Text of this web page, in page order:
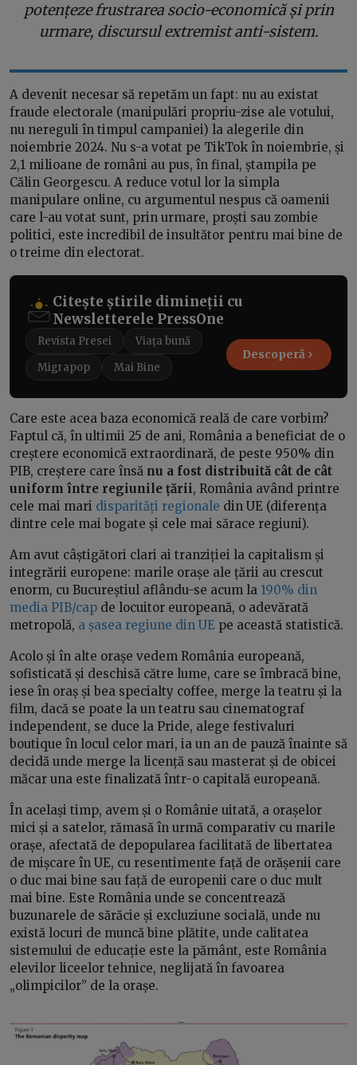
potențeze frustrarea socio-economică și prin
urmare, discursul extremist anti-sistem.
A devenit necesar să repetăm un fapt: nu au existat
fraude electorale (manipulări propriu-zise ale votului,
nu nereguli în timpul campaniei) la alegerile din
noiembrie 2024. Nu s-a votat pe TikTok în noiembrie, și
2,1 milioane de români au pus, în final, ștampila pe
Călin Georgescu. A reduce votul lor la simpla
manipulare online, cu argumentul nespus că oamenii
care l-au votat sunt, prin urmare, proști sau zombie
politici, este incredibil de insultător pentru mai bine de
o treime din electorat.
Citește știrile dimineții cu
Newsletterele PressOne
Revista Presei
Viața bună
Migrapop
Mai Bine
Descoperă
Care este acea baza economică reală de care vorbim?
Faptul că, în ultimii 25 de ani, România a beneficiat de o
creștere economică extraordinară, de peste 950% din
PIB, creștere care însă nu a fost distribuită cât de cât
uniform între regiunile țării, România având printre
cele mai mari disparități regionale din UE (diferența
dintre cele mai bogate și cele mai sărace regiuni).
Am avut câștigători clari ai tranziției la capitalism și
integrării europene: marile orașe ale țării au crescut
enorm, cu Bucureștiul aflându-se acum la 190% din
media PIB/cap de locuitor europeană, o adevărată
metropolă, a șasea regiune din UE pe această statistică.
Acolo și în alte orașe vedem România europeană,
sofisticată și deschisă către lume, care se îmbracă bine,
iese în oraș și bea specialty coffee, merge la teatru și la
film, dacă se poate la un teatru sau cinematograf
independent, se duce la Pride, alege festivaluri
boutique în locul celor mari, ia un an de pauză înainte să
decidă unde merge la licență sau masterat și de obicei
măcar una este finalizată într-o capitală europeană.
În același timp, avem și o Românie uitată, a orașelor
mici și a satelor, rămasă în urmă comparativ cu marile
orașe, afectată de depopularea facilitată de libertatea
de mișcare în UE, cu resentimente față de orășenii care
o duc mai bine sau față de europenii care o duc mult
mai bine. Este România unde se concentrează
buzunarele de sărăcie și excluziune socială, unde nu
există locuri de muncă bine plătite, unde calitatea
sistemului de educație este la pământ, este România
elevilor liceelor tehnice, neglijată în favoarea
„olimpicilor” de la orașe.